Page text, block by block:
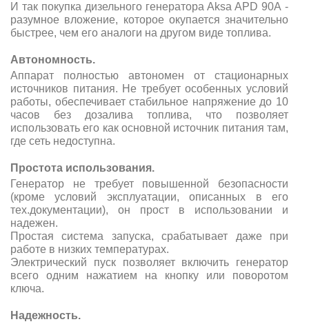
И так покупка дизельного генератора Aksa APD 90A -
разумное вложение, которое окупается значительно
быстрее, чем его аналоги на другом виде топлива.
Автономность.
Аппарат полностью автономен от стационарных
источников питания. Не требует особенных условий
работы, обеспечивает стабильное напряжение до 10
часов без дозалива топлива, что позволяет
использовать его как основной источник питания там,
где сеть недоступна.
Простота использования.
Генератор не требует повышенной безопасности
(кроме условий эксплуатации, описанных в его
тех.документации), он прост в использовании и
надежен.
Простая система запуска, срабатывает даже при
работе в низких температурах.
Электрический пуск позволяет включить генератор
всего одним нажатием на кнопку или поворотом
ключа.
Надежность.